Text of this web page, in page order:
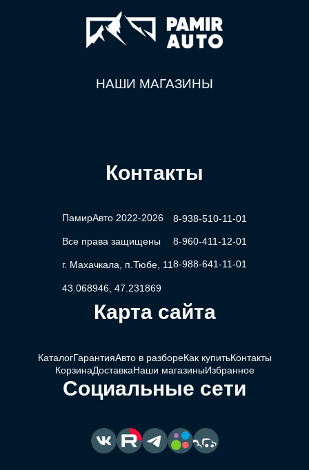
НАШИ МАГАЗИНЫ
Контакты
ПамирАвто 2022-2026
Все права защищены
г. Махачкала, п.Тюбе, 11
43.068946, 47.231869
8-938-510-11-01
8-960-411-12-01
8-988-641-11-01
Карта сайта
КаталогГарантияАвто в разбореКак купитьКонтакты
КорзинаДоставкаНаши магазиныИзбранное
Социальные сети